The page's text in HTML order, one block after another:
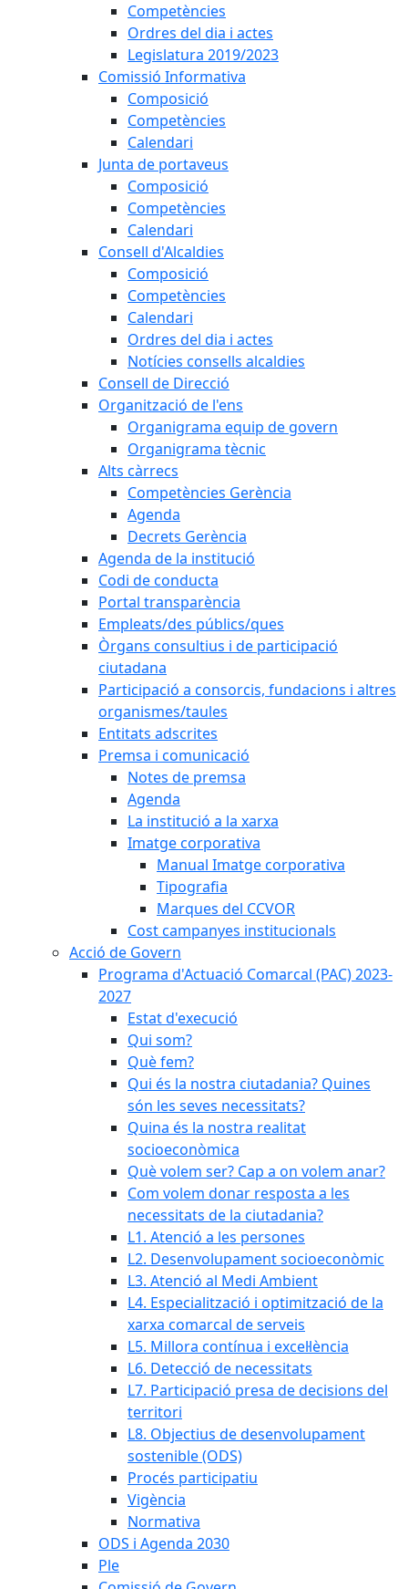
Competències
Ordres del dia i actes
Legislatura 2019/2023
Comissió Informativa
Composició
Competències
Calendari
Junta de portaveus
Composició
Competències
Calendari
Consell d'Alcaldies
Composició
Competències
Calendari
Ordres del dia i actes
Notícies consells alcaldies
Consell de Direcció
Organització de l'ens
Organigrama equip de govern
Organigrama tècnic
Alts càrrecs
Competències Gerència
Agenda
Decrets Gerència
Agenda de la institució
Codi de conducta
Portal transparència
Empleats/des públics/ques
Òrgans consultius i de participació
ciutadana
Participació a consorcis, fundacions i altres
organismes/taules
Entitats adscrites
Premsa i comunicació
Notes de premsa
Agenda
La institució a la xarxa
Imatge corporativa
Manual Imatge corporativa
Tipografia
Marques del CCVOR
Cost campanyes institucionals
Acció de Govern
Programa d'Actuació Comarcal (PAC) 2023-
2027
Estat d'execució
Qui som?
Què fem?
Qui és la nostra ciutadania? Quines
són les seves necessitats?
Quina és la nostra realitat
socioeconòmica
Què volem ser? Cap a on volem anar?
Com volem donar resposta a les
necessitats de la ciutadania?
L1. Atenció a les persones
L2. Desenvolupament socioeconòmic
L3. Atenció al Medi Ambient
L4. Especialització i optimització de la
xarxa comarcal de serveis
L5. Millora contínua i excel·lència
L6. Detecció de necessitats
L7. Participació presa de decisions del
territori
L8. Objectius de desenvolupament
sostenible (ODS)
Procés participatiu
Vigència
Normativa
ODS i Agenda 2030
Ple